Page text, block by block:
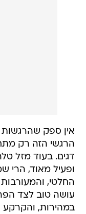
אין ספק שהרגשות
הרגשי הזה רק
דגים. בעוד מזל
ופעיל מאוד, הרי
החלטי,
עושה טוב לצד
במהירות,